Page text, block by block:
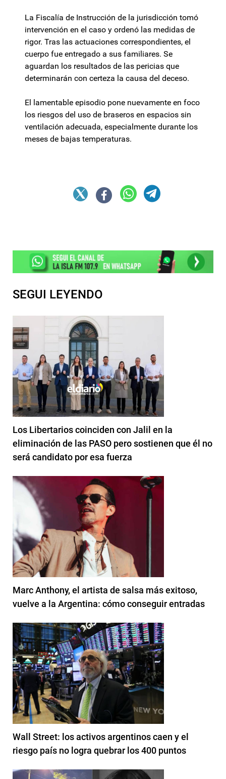
La Fiscalía de Instrucción de la jurisdicción tomó
intervención en el caso y ordenó las medidas de
rigor. Tras las actuaciones correspondientes, el
cuerpo fue entregado a sus familiares. Se
aguardan los resultados de las pericias que
determinarán con certeza la causa del deceso.
El lamentable episodio pone nuevamente en foco
los riesgos del uso de braseros en espacios sin
ventilación adecuada, especialmente durante los
meses de bajas temperaturas.
SEGUI LEYENDO
Los Libertarios coinciden con Jalil en la
eliminación de las PASO pero sostienen que él no
será candidato por esa fuerza
Marc Anthony, el artista de salsa más exitoso,
vuelve a la Argentina: cómo conseguir entradas
Wall Street: los activos argentinos caen y el
riesgo país no logra quebrar los 400 puntos